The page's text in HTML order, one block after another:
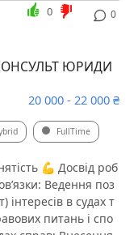
0
0
ЮРИДИ
20 000 - 22 000 ₴
FullTime
💪 Досвід роб
Ведення поз
інтересів в судах т
питань і спо